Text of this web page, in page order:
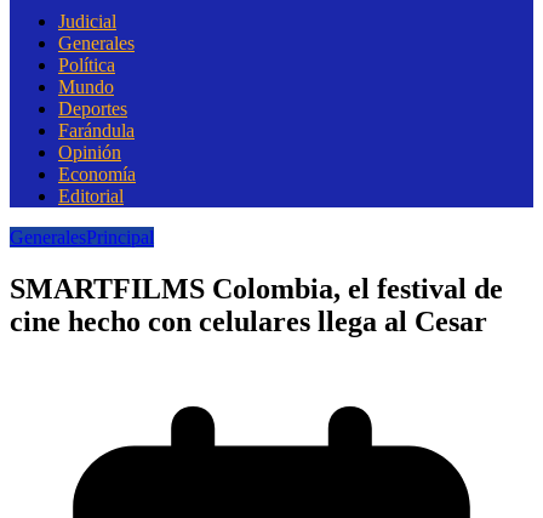
Judicial
Generales
Política
Mundo
Deportes
Farándula
Opinión
Economía
Editorial
GeneralesPrincipal
SMARTFILMS Colombia, el festival de
cine hecho con celulares llega al Cesar